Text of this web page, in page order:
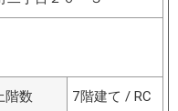
階数 7階建て / RC